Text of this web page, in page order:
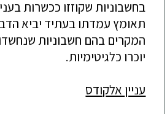
בחשבוניות שקוזזו ככשרות
תאומץ עמדתו בעתיד יביא
המקרים בהם חשבוניות
יוכרו כלגיטימיות.
עניין אלקודס